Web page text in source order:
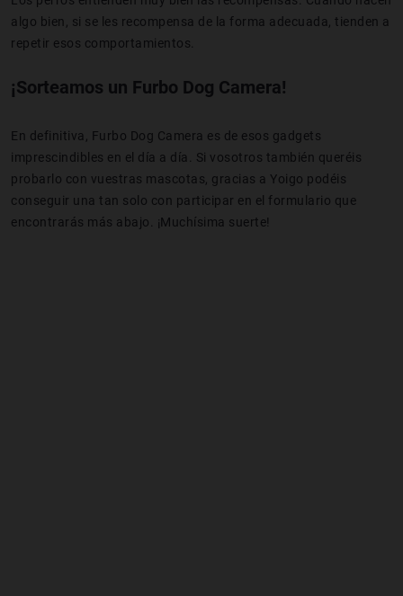
algo bien, si se les recompensa de la forma adecuada, tienden a
repetir esos comportamientos.
¡Sorteamos un Furbo Dog Camera!
En definitiva, Furbo Dog Camera es de esos gadgets
imprescindibles en el día a día. Si vosotros también queréis
probarlo con vuestras mascotas, gracias a Yoigo podéis
conseguir una tan solo con participar en el formulario que
encontrarás más abajo. ¡Muchísima suerte!